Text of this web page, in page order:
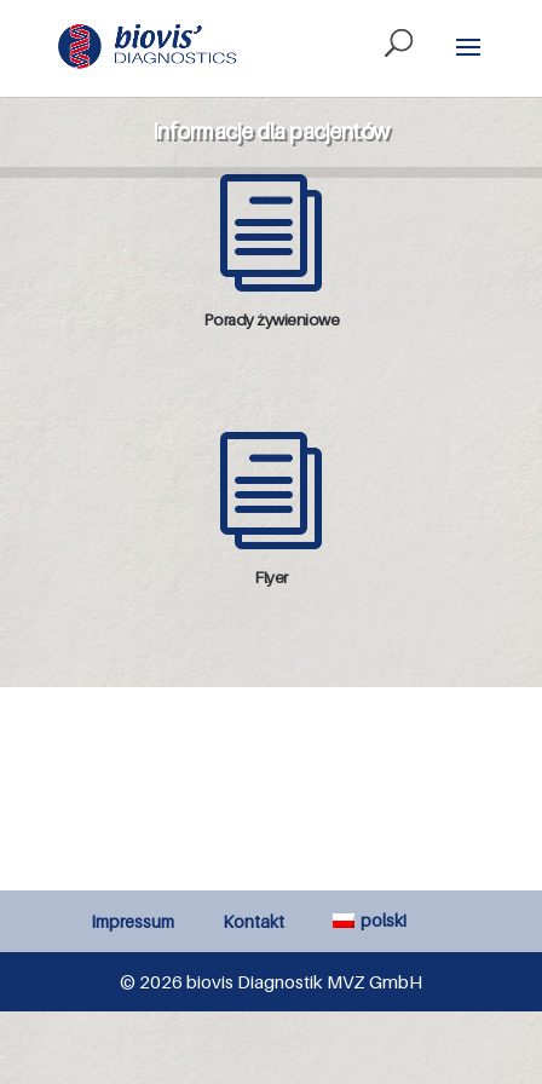
Informacje dla pacjentów
i
Porady żywieniowe
i
Flyer
Impressum Kontakt polski
© 2026 biovis Diagnostik MVZ GmbH